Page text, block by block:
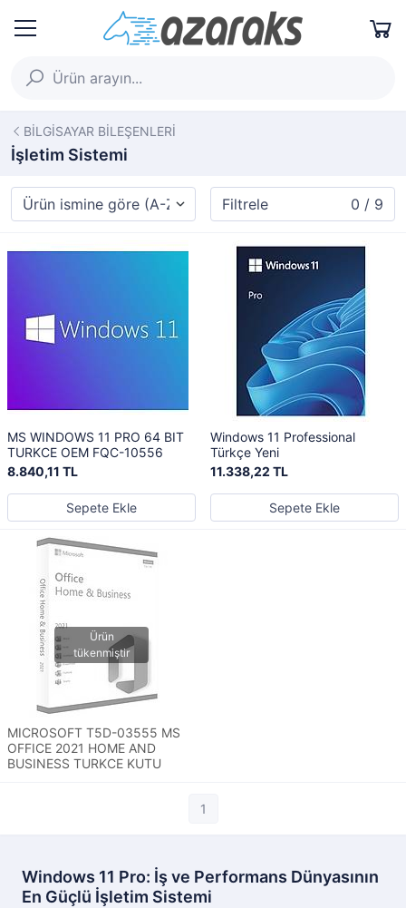
BİLGİSAYAR BİLEŞENLERİ
İşletim Sistemi
Filtrele 0 / 9
MS WINDOWS 11 PRO 64 BIT
TURKCE OEM FQC-10556
8.840,11 TL
Sepete Ekle
Windows 11 Professional
Türkçe Yeni
11.338,22 TL
Sepete Ekle
MICROSOFT T5D-03555 MS
OFFICE 2021 HOME AND
BUSINESS TURKCE KUTU
1
Windows 11 Pro: İş ve Performans Dünyasının
En Güçlü İşletim Sistemi